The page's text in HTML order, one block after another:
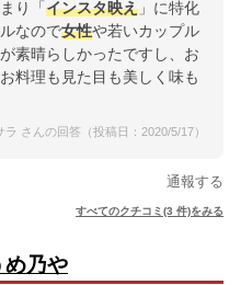
り「 インスタ映え 」に特化
なので女性や若いカップル
素晴らしかったですし、お
料理も見た目も美しく味も
ラ さんの回答（投稿日：2020/5/17）
通報する
すべてのクチコミ(3 件)をみる
乃や